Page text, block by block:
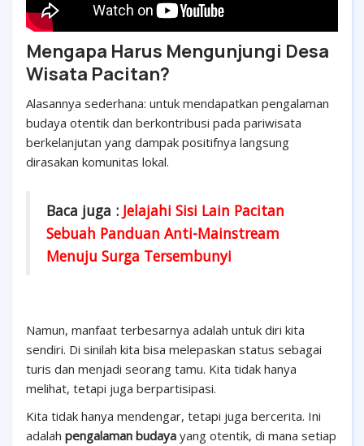
Mengapa Harus Mengunjungi Desa
Wisata Pacitan?
Alasannya sederhana: untuk mendapatkan pengalaman
budaya otentik dan berkontribusi pada pariwisata
berkelanjutan yang dampak positifnya langsung
dirasakan komunitas lokal.
Baca juga : Jelajahi Sisi Lain Pacitan
Sebuah Panduan Anti-Mainstream
Menuju Surga Tersembunyi
Namun, manfaat terbesarnya adalah untuk diri kita
sendiri. Di sinilah kita bisa melepaskan status sebagai
turis dan menjadi seorang tamu. Kita tidak hanya
melihat, tetapi juga berpartisipasi.
Kita tidak hanya mendengar, tetapi juga bercerita. Ini
adalah pengalaman budaya yang otentik, di mana setiap